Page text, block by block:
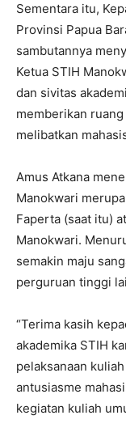
Sementara itu,
Provinsi Papua
sambutannya
Ketua STIH
dan sivitas
memberikan
melibatkan
Amus Atkana
Manokwari
Faperta (saat itu)
Manokwari.
semakin maju
perguruan tinggi
“Terima kasih
akademika STIH
pelaksanaan
antusiasme
kegiatan kuliah